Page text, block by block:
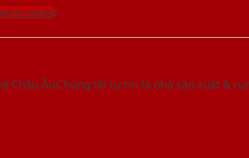
0976.169.864
Âu.Chúng tôi tự tin là nhà sản xuất &